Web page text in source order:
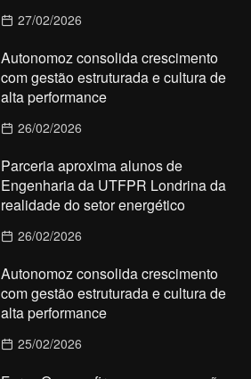
27/02/2026
Autonomoz consolida crescimento
com gestão estruturada e cultura de
alta performance
26/02/2026
Parceria aproxima alunos de
Engenharia da UTFPR Londrina da
realidade do setor energético
26/02/2026
Autonomoz consolida crescimento
com gestão estruturada e cultura de
alta performance
25/02/2026